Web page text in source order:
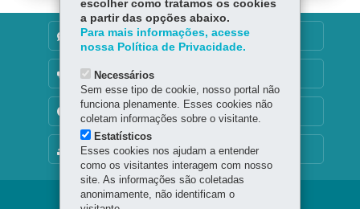
MAPA DO SITE
DENUNCIE CORRUPÇÃO
OUVIDORIA
TRANSPARÊNCIA INSTITUCIONAL
escolher como tratamos os cookies
a partir das opções abaixo.
Para mais informações, acesse
nossa Política de Privacidade.
Necessários
Sem esse tipo de cookie, nosso portal não
funciona plenamente. Esses cookies não
coletam informações sobre o visitante.
Estatísticos
Esses cookies nos ajudam a entender
como os visitantes interagem com nosso
site. As informações são coletadas
anonimamente, não identificam o